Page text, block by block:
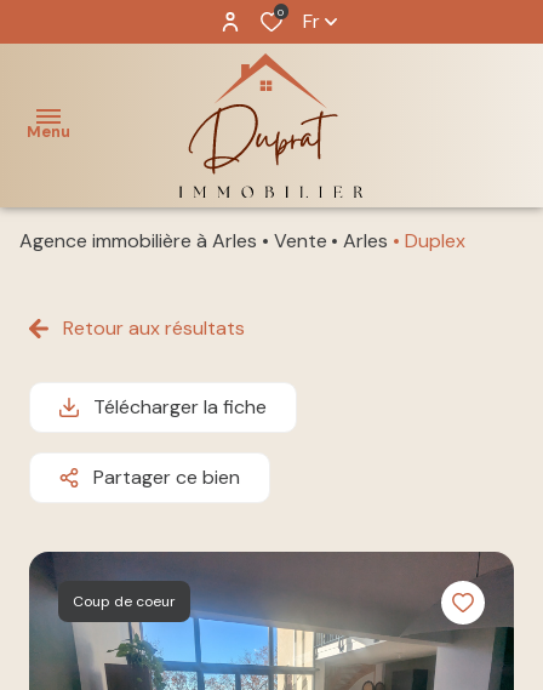
0 Fr
Menu
NOS
BIENSacheter
louer
pro
à nos
côtés
ÉQUIPE
ESTIMATION
REJOINDRE
Agence immobilière à Arles Vente Arles Duplex
Retour aux résultats
Télécharger la fiche
Partager ce bien
Coup de coeur